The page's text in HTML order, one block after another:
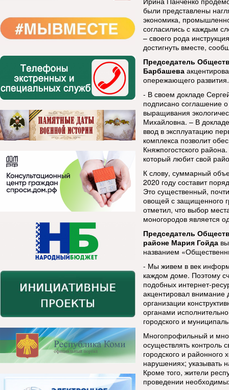
были представлены
экономика,
согласились с каждым
– своего рода
достигнуть вместе,
Председатель
Барбашева
опережающего развития.
- В своем докладе
подписано соглашение о
выращивания
Михайловна. – В
ввод в эксплуатацию
комплекса позволит
Княжпогостского
который любит свой
К слову, суммарный
2020 году составит
Это существенный,
овощей с защищенного
отметил, что выбор
моногородов является
Председатель
районе Мария Гойда
названием
- Мы живем в век
каждом доме. Поэтому
подобных интернет-
акцентировал внимание
организации
органами
городского и
Многопрофильный и
осуществлять контроль
городского и районного
нарушениях; указывать
Кроме того, жители
проведении